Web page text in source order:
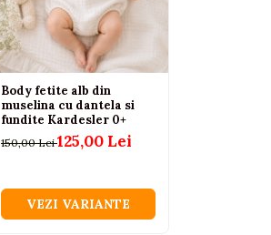
Body fetite alb din
muselina cu dantela si
fundite Kardesler 0+
150,00 Lei125,00 Lei
VEZI VARIANTE